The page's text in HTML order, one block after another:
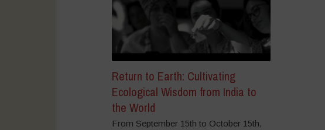
Return to Earth: Cultivating
Ecological Wisdom from India to
the World
From September 15th to October 15th,